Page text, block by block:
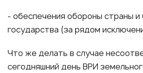
- обеспечения обороны страны и
государства (за рядом
Что же делать в случае
сегодняшний день ВРИ